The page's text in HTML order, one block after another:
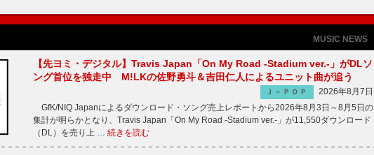
MUSIC NEWS
【先ヨミ・デジタル】Travis Japan「On My Road -Stadium ver.-」がDLソ
ング首位を独走中 M!LKの佐野勇斗＆吉田仁人によるユニット曲が追う
Ｊ－ＰＯＰ
2026年8月7日
GfK/NIQ Japanによるダウンロード・ソング売上レポートから2026年8月3日～8月5日の
集計が明らかとなり、Travis Japan「On My Road -Stadium ver.-」が11,550ダウンロード
（DL）を売り上 … 続きを読む